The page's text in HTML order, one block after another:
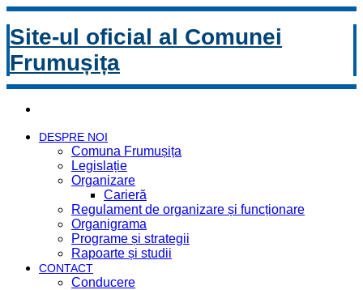
Site-ul oficial al Comunei
Frumușița
DESPRE NOI
Comuna Frumușița
Legislație
Organizare
Carieră
Regulament de organizare și funcționare
Organigrama
Programe și strategii
Rapoarte și studii
CONTACT
Conducere